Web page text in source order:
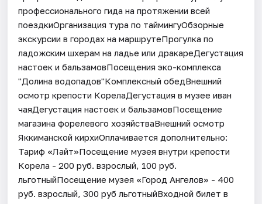
профессионального гида на протяжении всей
поездкиОрганизация тура по таймингуОбзорные
экскурсии в городах на маршрутеПрогулка по
ладожским шхерам на ладье или дракареДегустация
настоек и бальзамовПосещения эко-комплекса
"Долина водопадов"Комплексный обедВнешний
осмотр крепости КорелаДегустация в музее иван
чаяДегустация настоек и бальзамовПосещение
магазина форелевого хозяйстваВнешний осмотр
Яккиманской кирхиОплачивается дополнительно:
Тариф «Лайт»Посещение музея внутри крепости
Корела - 200 руб. взрослый, 100 руб.
льготныйПосещение музея «Город Ангелов» - 400
руб. взрослый, 300 руб льготныйВходной билет в